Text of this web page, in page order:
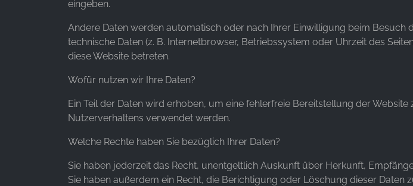
eingeben.
Andere Daten werden automatisch oder nach Ihrer Einwilligung beim Besuch
technische Daten (z. B. Internetbrowser, Betriebssystem oder Uhrzeit des
diese Website betreten.
Wofür nutzen wir Ihre Daten?
Ein Teil der Daten wird erhoben, um eine fehlerfreie Bereitstellung der
Nutzerverhaltens verwendet werden.
Welche Rechte haben Sie bezüglich Ihrer Daten?
Sie haben jederzeit das Recht, unentgeltlich Auskunft über Herkunft,
Sie haben außerdem ein Recht, die Berichtigung oder Löschung dieser